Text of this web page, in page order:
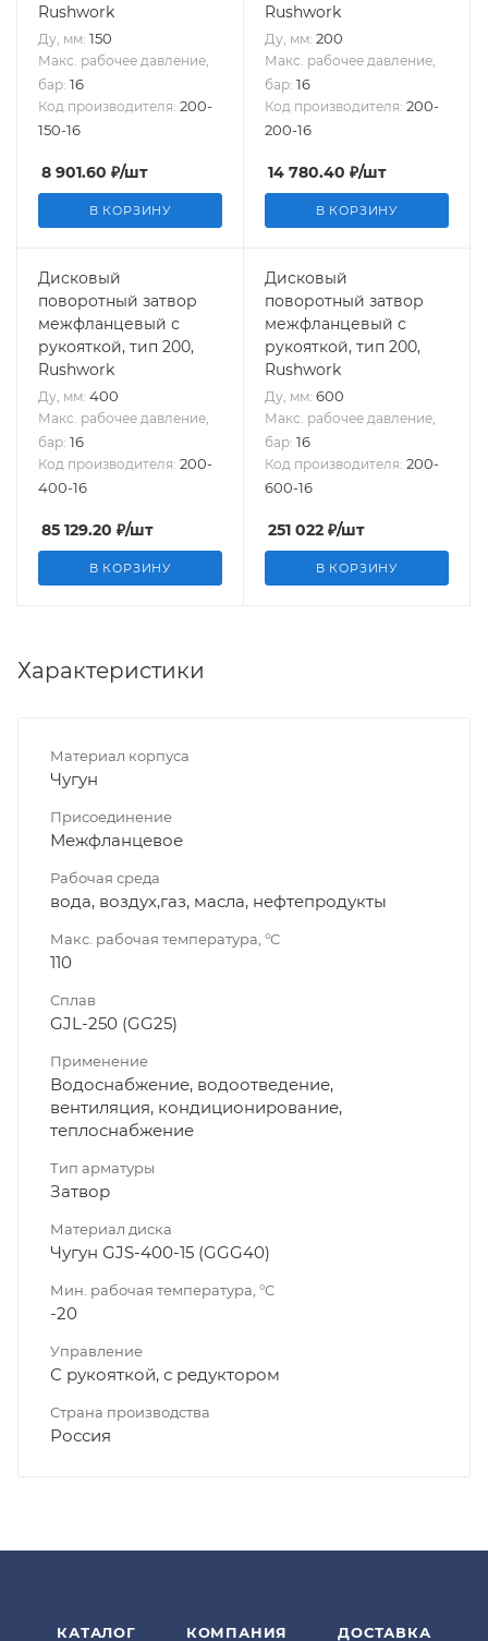
Rushwork
Ду, мм: 150
Макс. рабочее давление,
бар: 16
Код производителя: 200-
150-16
8 901.60 ₽/шт
В КОРЗИНУ
Rushwork
Ду, мм: 200
Макс. рабочее давление,
бар: 16
Код производителя: 200-
200-16
14 780.40 ₽/шт
В КОРЗИНУ
Дисковый
поворотный затвор
межфланцевый с
рукояткой, тип 200,
Rushwork
Ду, мм: 400
Макс. рабочее давление,
бар: 16
Код производителя: 200-
400-16
85 129.20 ₽/шт
В КОРЗИНУ
Дисковый
поворотный затвор
межфланцевый с
рукояткой, тип 200,
Rushwork
Ду, мм: 600
Макс. рабочее давление,
бар: 16
Код производителя: 200-
600-16
251 022 ₽/шт
В КОРЗИНУ
Характеристики
Материал корпуса
Чугун
Присоединение
Межфланцевое
Рабочая среда
вода, воздух,газ, масла, нефтепродукты
Макс. рабочая температура, °C
110
Сплав
GJL-250 (GG25)
Применение
Водоснабжение, водоотведение,
вентиляция, кондиционирование,
теплоснабжение
Тип арматуры
Затвор
Материал диска
Чугун GJS-400-15 (GGG40)
Мин. рабочая температура, °C
-20
Управление
С рукояткой, с редуктором
Страна производства
Россия
КАТАЛОГ КОМПАНИЯ ДОСТАВКА